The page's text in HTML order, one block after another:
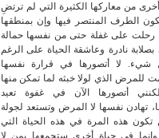
من معاركها الكثيرة التي لم ترتضِ
تكون الطرف المنتصر فيها وإن بمنطقها
رحلت على غفلة حتى من نفسها حمالة
بصلابة نادرة وعاشقة الحياة على الرغم
لا أتصورها في قرارة نفسها
للمرض الذي لولا خبثه لما تمكن منها
أتصورها الآن في غفوة تعيد
تهادن نفسها لا المرض وتستعد لجولة
تكون هذه المرة في هذه الحياة التي
وانما في حياة أخرى ستجمعها بمن لا